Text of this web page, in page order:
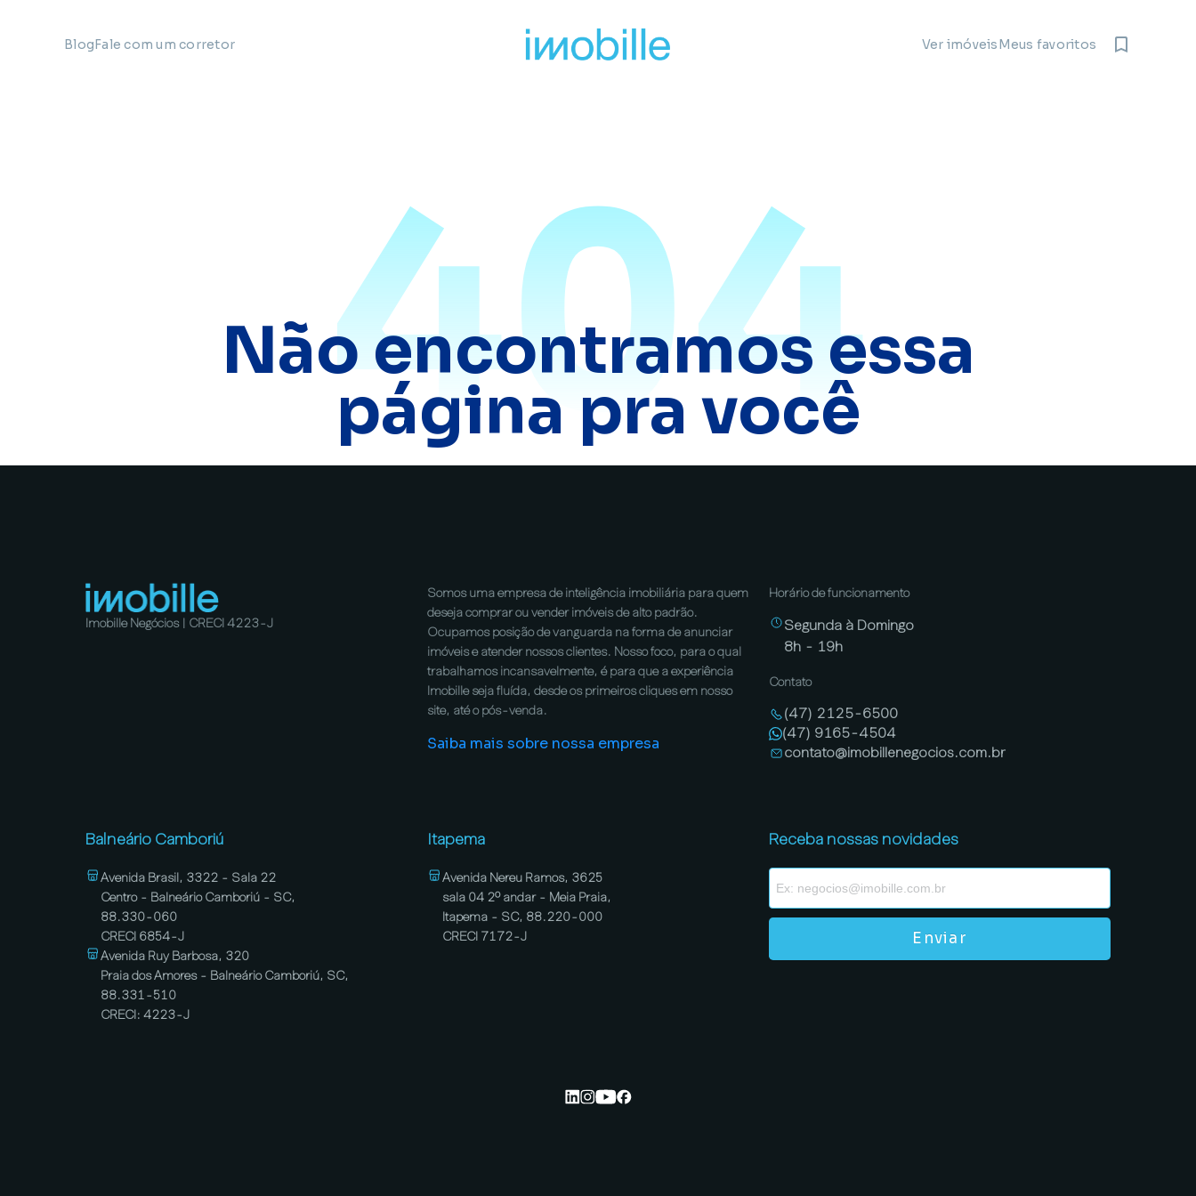
BlogFale com um corretor Ver imóveisMeus favoritos
404
Não encontramos essa
página pra você
Imobille Negócios | CRECI 4223-J
Somos uma empresa de inteligência imobiliária para quem
deseja comprar ou vender imóveis de alto padrão.
Ocupamos posição de vanguarda na forma de anunciar
imóveis e atender nossos clientes. Nosso foco, para o qual
trabalhamos incansavelmente, é para que a experiência
Imobille seja fluída, desde os primeiros cliques em nosso
site, até o pós-venda.
Saiba mais sobre nossa empresa
Horário de funcionamento
Segunda à Domingo
8h - 19h
Contato
(47) 2125-6500
(47) 9165-4504
contato@imobillenegocios.com.br
Balneário Camboriú
Avenida Brasil, 3322 - Sala 22
Centro - Balneário Camboriú - SC,
88.330-060
CRECI 6854-J
Avenida Ruy Barbosa, 320
Praia dos Amores - Balneário Camboriú, SC,
88.331-510
CRECI: 4223-J
Itapema
Avenida Nereu Ramos, 3625
sala 04 2º andar - Meia Praia,
Itapema - SC, 88.220-000
CRECI 7172-J
Receba nossas novidades
Enviar